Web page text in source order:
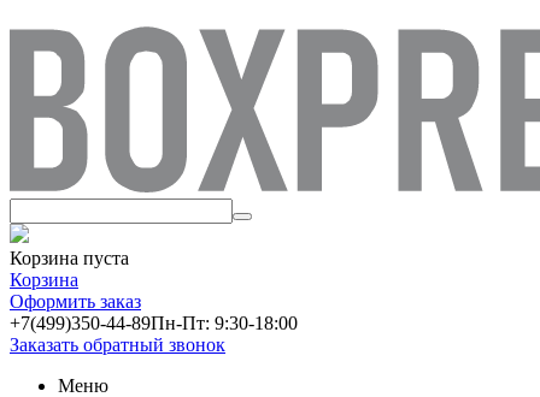
Корзина пуста
Корзина
Оформить заказ
+7(499)350-44-89Пн-Пт: 9:30-18:00
Заказать обратный звонок
Меню